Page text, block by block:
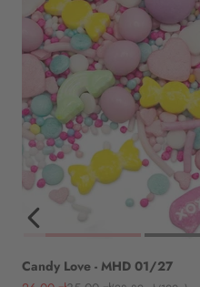
Candy Love - MHD 01/27